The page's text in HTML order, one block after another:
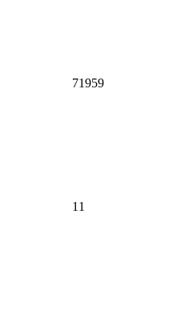
71959
11